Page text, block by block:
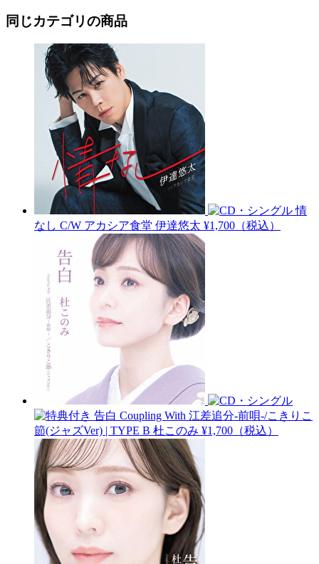
同じカテゴリの商品
情
なし C/W アカシア食堂 伊達悠太 ¥1,700（税込）
告白 Coupling With 江差追分-前唄-/こきりこ
節(ジャズVer) | TYPE B 杜このみ ¥1,700（税込）